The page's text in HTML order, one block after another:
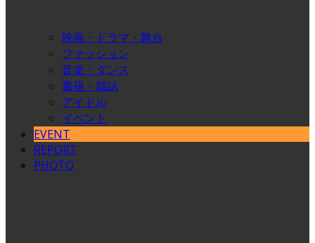
映画・ドラマ・舞台
ファッション
音楽・ダンス
書籍・雑誌
アイドル
イベント
EVENT
REPORT
PHOTO